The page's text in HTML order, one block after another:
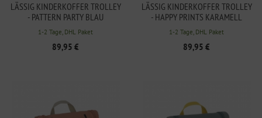
LÄSSIG KINDERKOFFER TROLLEY
- PATTERN PARTY BLAU
1-2 Tage, DHL Paket
89,95 €
LÄSSIG KINDERKOFFER TROLLEY
- HAPPY PRINTS KARAMELL
1-2 Tage, DHL Paket
89,95 €